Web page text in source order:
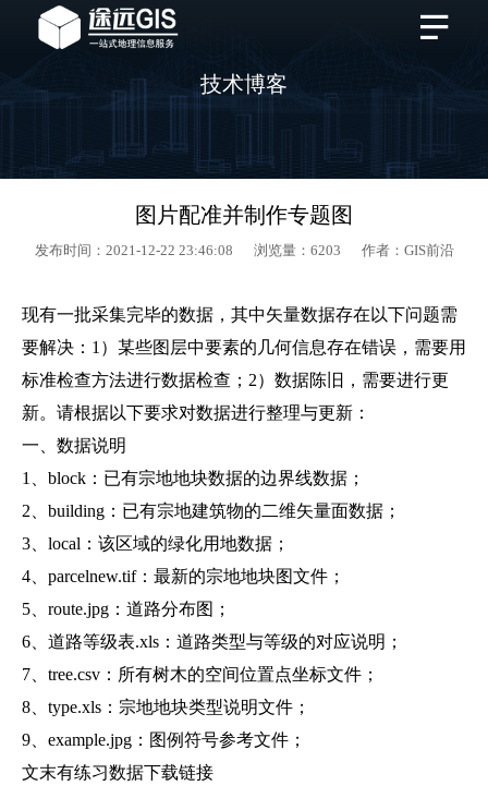
技术博客
图片配准并制作专题图
发布时间：2021-12-22 23:46:08 浏览量：6203 作者：GIS前沿
现有一批采集完毕的数据，其中矢量数据存在以下问题需
要解决：1）某些图层中要素的几何信息存在错误，需要用
标准检查方法进行数据检查；2）数据陈旧，需要进行更
新。请根据以下要求对数据进行整理与更新：
一、数据说明
1、block：已有宗地地块数据的边界线数据；
2、building：已有宗地建筑物的二维矢量面数据；
3、local：该区域的绿化用地数据；
4、parcelnew.tif：最新的宗地地块图文件；
5、route.jpg：道路分布图；
6、道路等级表.xls：道路类型与等级的对应说明；
7、tree.csv：所有树木的空间位置点坐标文件；
8、type.xls：宗地地块类型说明文件；
9、example.jpg：图例符号参考文件；
文末有练习数据下载链接